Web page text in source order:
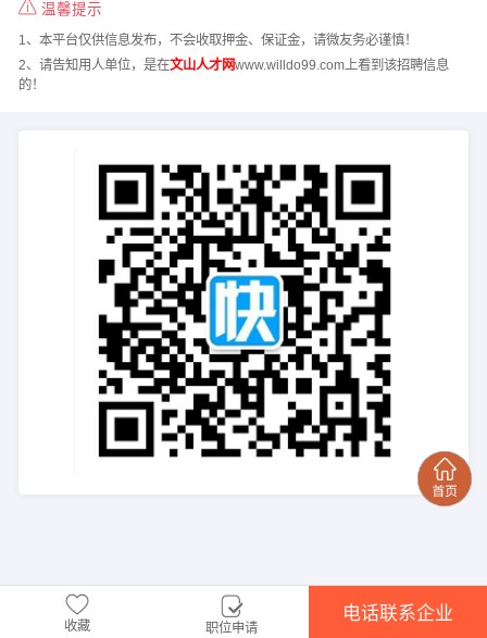
温馨提示
1、本平台仅供信息发布，不会收取押金、保证金，请微友务必谨慎！
2、请告知用人单位，是在文山人才网www.willdo99.com上看到该招聘信息
的！
收藏 职位申请
电话联系企业